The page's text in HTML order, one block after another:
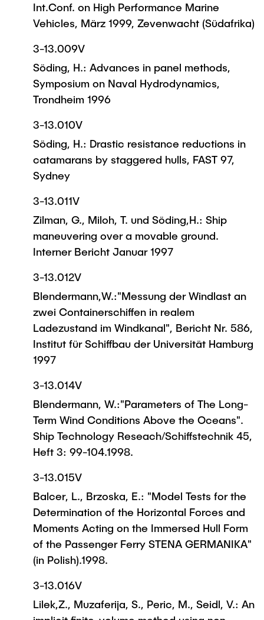
Int.Conf. on High Performance Marine
Vehicles, März 1999, Zevenwacht (Südafrika)
3-13.009V
Söding, H.: Advances in panel methods,
Symposium on Naval Hydrodynamics,
Trondheim 1996
3-13.010V
Söding, H.: Drastic resistance reductions in
catamarans by staggered hulls, FAST 97,
Sydney
3-13.011V
Zilman, G., Miloh, T. und Söding,H.: Ship
maneuvering over a movable ground.
Interner Bericht Januar 1997
3-13.012V
Blendermann,W.:"Messung der Windlast an
zwei Containerschiffen in realem
Ladezustand im Windkanal", Bericht Nr. 586,
Institut für Schiffbau der Universität Hamburg
1997
3-13.014V
Blendermann, W.:"Parameters of The Long-
Term Wind Conditions Above the Oceans".
Ship Technology Reseach/Schiffstechnik 45,
Heft 3: 99-104.1998.
3-13.015V
Balcer, L., Brzoska, E.: "Model Tests for the
Determination of the Horizontal Forces and
Moments Acting on the Immersed Hull Form
of the Passenger Ferry STENA GERMANIKA"
(in Polish).1998.
3-13.016V
Lilek,Z., Muzaferija, S., Peric, M., Seidl, V.: An